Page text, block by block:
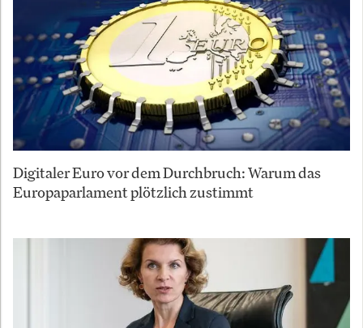
Digitaler Euro vor dem Durchbruch: Warum das
Europaparlament plötzlich zustimmt